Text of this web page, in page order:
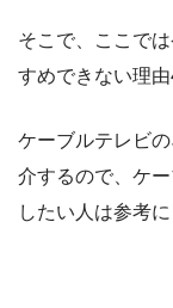
そこで、ここで
すめできない理
ケーブルテレビ
介するので、ケ
したい人は参考